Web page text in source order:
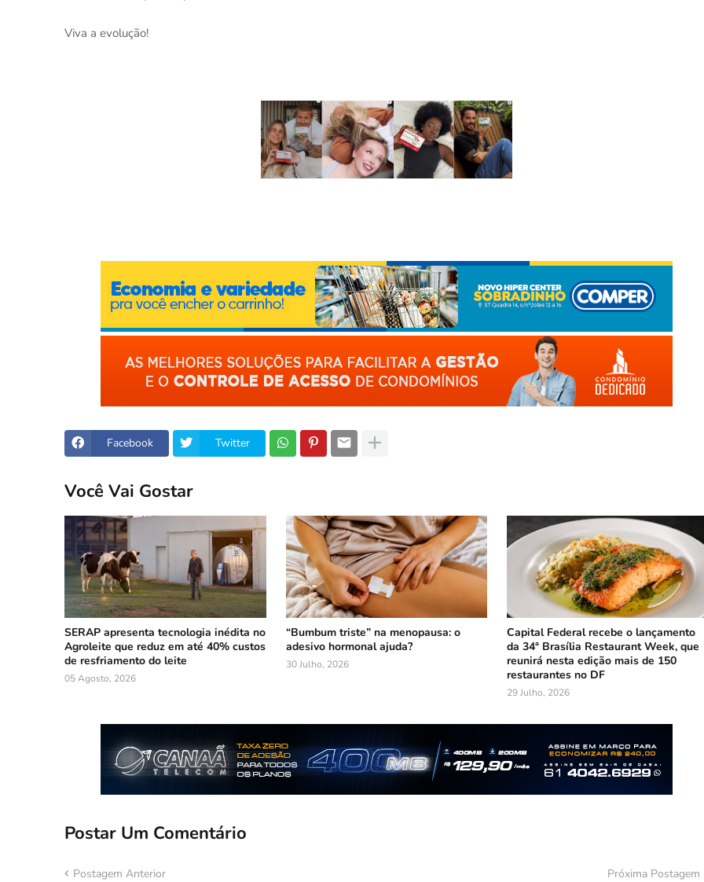
Viva a evolução!
Facebook Twitter
Você Vai Gostar
SERAP apresenta tecnologia inédita no
Agroleite que reduz em até 40% custos
de resfriamento do leite
05 Agosto, 2026
“Bumbum triste” na menopausa: o
adesivo hormonal ajuda?
30 Julho, 2026
Capital Federal recebe o lançamento
da 34ª Brasília Restaurant Week, que
reunirá nesta edição mais de 150
restaurantes no DF
29 Julho, 2026
Postar Um Comentário
Postagem Anterior Próxima Postagem